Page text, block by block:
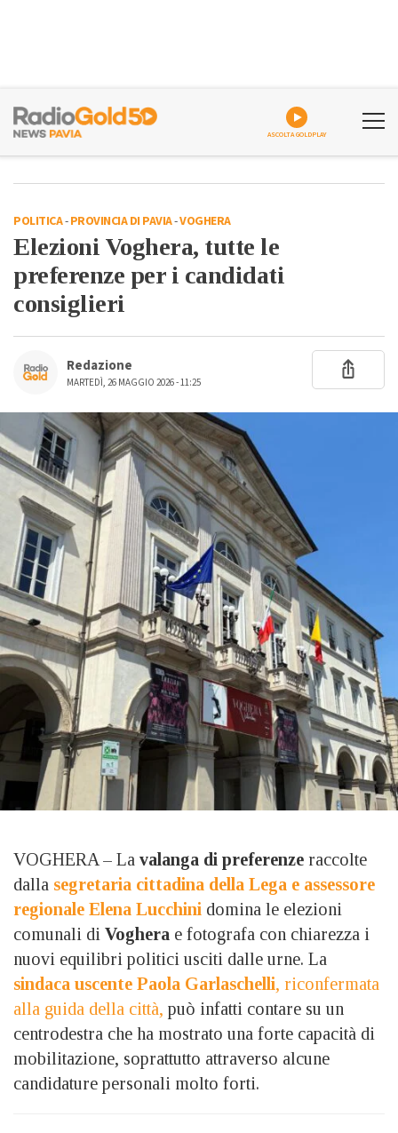
ASCOLTA GOLDPLAY
POLITICA-PROVINCIA DI PAVIA-VOGHERA
Elezioni Voghera, tutte le
preferenze per i candidati
consiglieri
Redazione
MARTEDÌ, 26 MAGGIO 2026 - 11:25
VOGHERA – La valanga di preferenze raccolte
dalla segretaria cittadina della Lega e assessore
regionale Elena Lucchini domina le elezioni
comunali di Voghera e fotografa con chiarezza i
nuovi equilibri politici usciti dalle urne. La
sindaca uscente Paola Garlaschelli, riconfermata
alla guida della città, può infatti contare su un
centrodestra che ha mostrato una forte capacità di
mobilitazione, soprattutto attraverso alcune
candidature personali molto forti.